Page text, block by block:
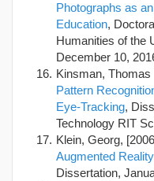
Photographs as
Education,
Humanities of the
December 10,
Kinsman, Thomas
Pattern
Eye-Tracking,
Technology RIT
Klein, Georg,
Augmented Reality
Dissertation,